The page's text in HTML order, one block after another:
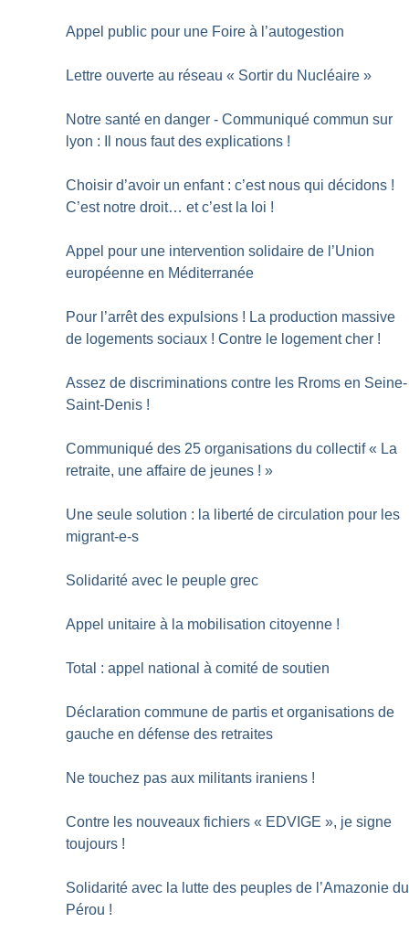
Appel public pour une Foire à l’autogestion
Lettre ouverte au réseau « Sortir du Nucléaire »
Notre santé en danger - Communiqué commun sur
lyon : Il nous faut des explications !
Choisir d’avoir un enfant : c’est nous qui décidons !
C’est notre droit… et c’est la loi !
Appel pour une intervention solidaire de l’Union
européenne en Méditerranée
Pour l’arrêt des expulsions ! La production massive
de logements sociaux ! Contre le logement cher !
Assez de discriminations contre les Rroms en Seine-
Saint-Denis !
Communiqué des 25 organisations du collectif « La
retraite, une affaire de jeunes ! »
Une seule solution : la liberté de circulation pour les
migrant-e-s
Solidarité avec le peuple grec
Appel unitaire à la mobilisation citoyenne !
Total : appel national à comité de soutien
Déclaration commune de partis et organisations de
gauche en défense des retraites
Ne touchez pas aux militants iraniens !
Contre les nouveaux fichiers « EDVIGE », je signe
toujours !
Solidarité avec la lutte des peuples de l’Amazonie du
Pérou !